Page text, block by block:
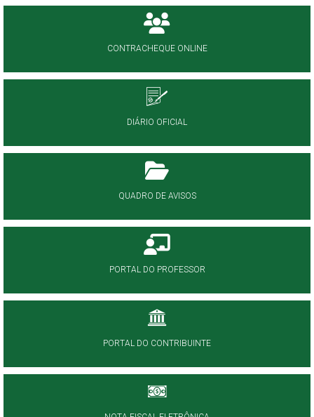
CONTRACHEQUE ONLINE
DIÁRIO OFICIAL
QUADRO DE AVISOS
PORTAL DO PROFESSOR
PORTAL DO CONTRIBUINTE